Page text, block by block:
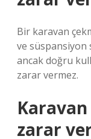
Bir karavan
ve süspansiyon
ancak doğru
zarar vermez.
zarar